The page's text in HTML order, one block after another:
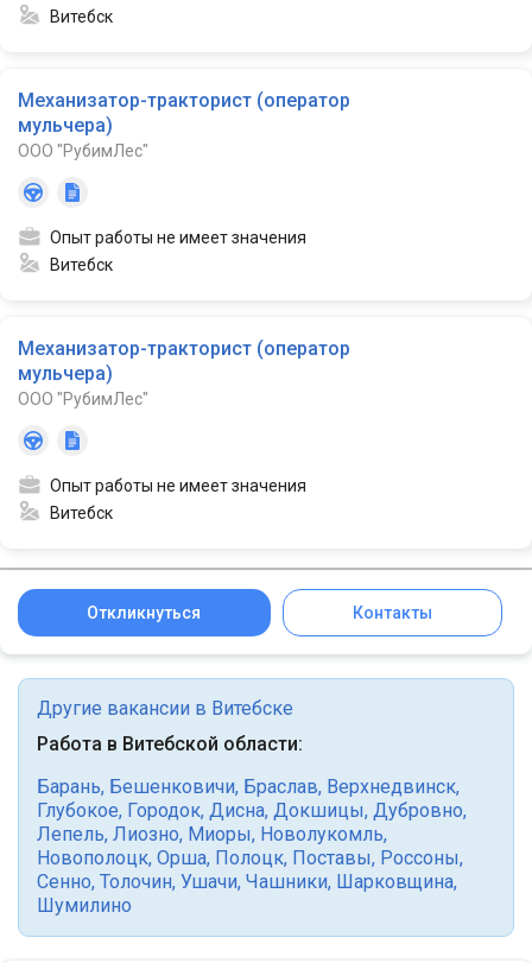
Витебск
Механизатор-тракторист (оператор
мульчера)
ООО "РубимЛес"
Опыт работы не имеет значения
Витебск
Механизатор-тракторист (оператор
мульчера)
ООО "РубимЛес"
Опыт работы не имеет значения
Витебск
Откликнуться Контакты
Другие вакансии в Витебске
Работа в Витебской области:
Барань, Бешенковичи, Браслав, Верхнедвинск,
Глубокое, Городок, Дисна, Докшицы, Дубровно,
Лепель, Лиозно, Миоры, Новолукомль,
Новополоцк, Орша, Полоцк, Поставы, Россоны,
Сенно, Толочин, Ушачи, Чашники, Шарковщина,
Шумилино